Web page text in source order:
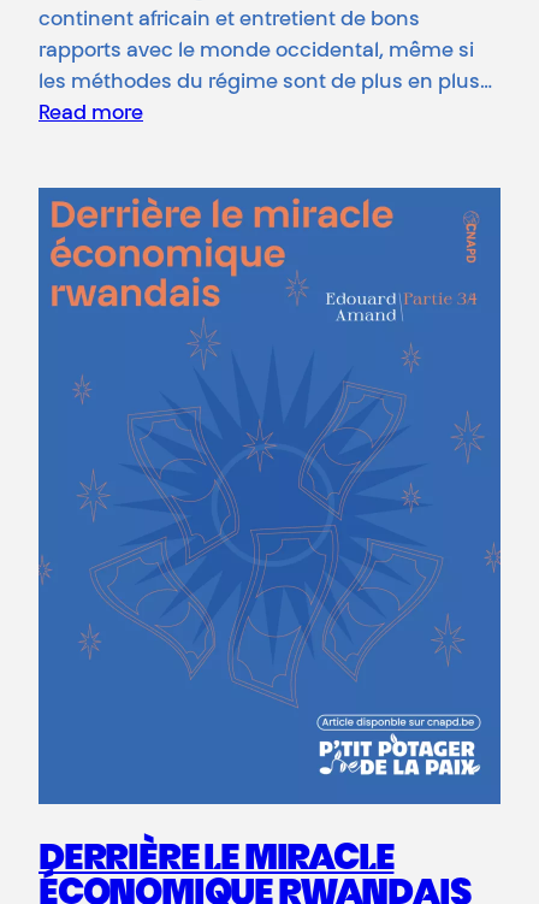
continent africain et entretient de bons
rapports avec le monde occidental, même si
les méthodes du régime sont de plus en plus…
Read more
DERRIÈRE LE MIRACLE
ÉCONOMIQUE RWANDAIS